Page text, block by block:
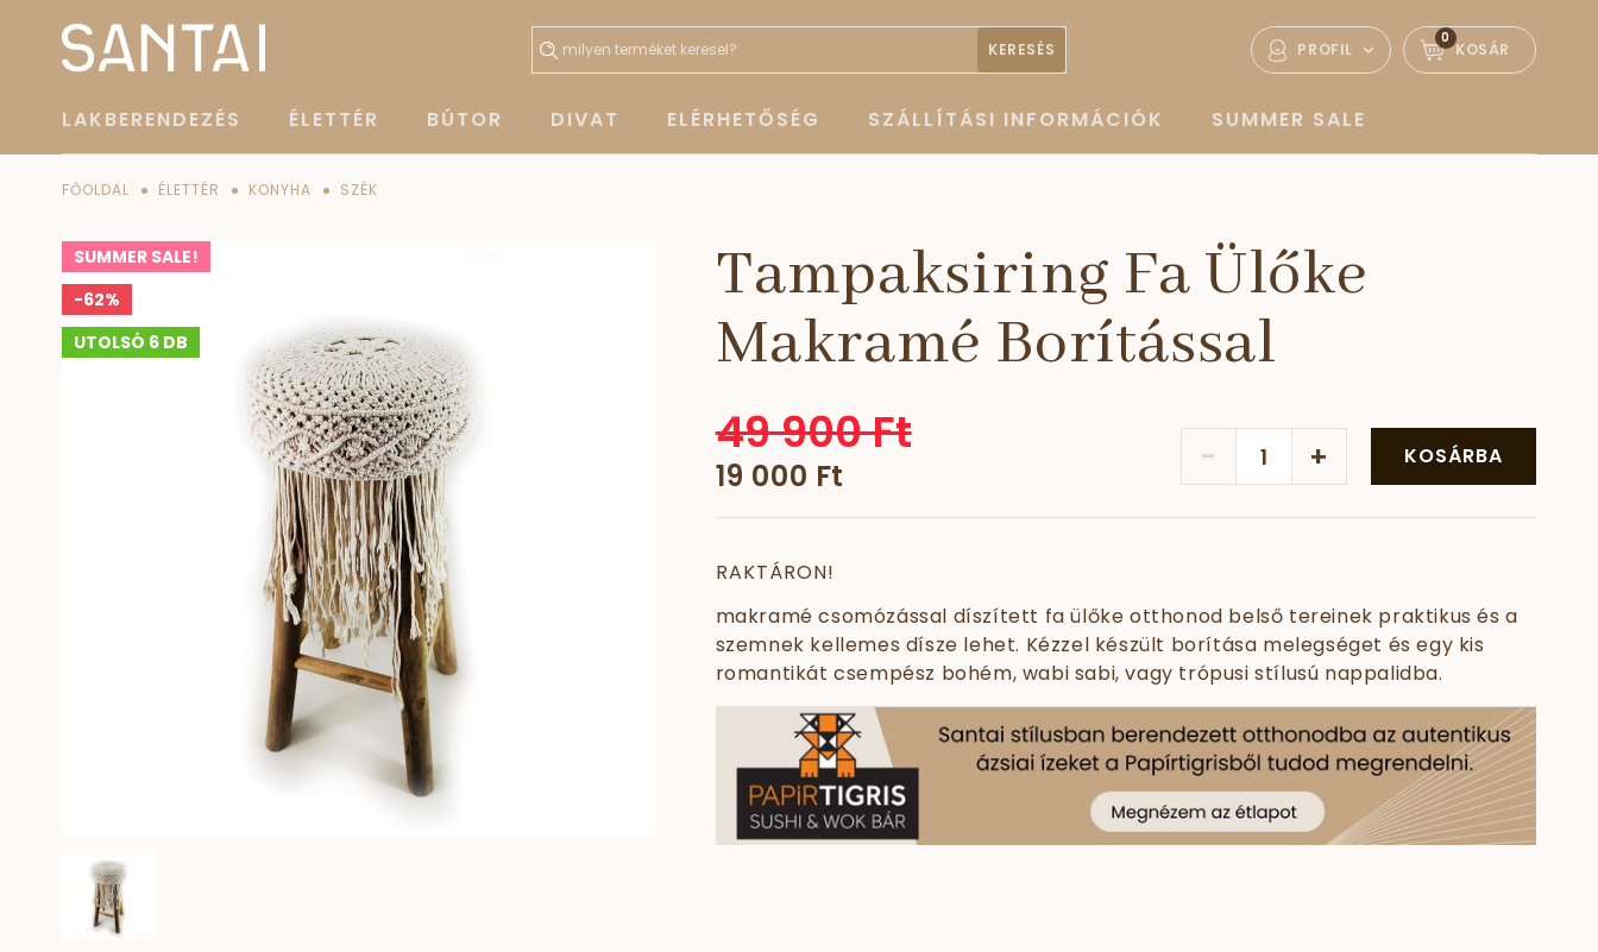
PROFIL KOSÁR
0
KERESÉS
LAKBERENDEZÉS ÉLETTÉR BÚTOR DIVAT ELÉRHETŐSÉG SZÁLLÍTÁSI INFORMÁCIÓK SUMMER SALE
FŐOLDAL ÉLETTÉR KONYHA SZÉK
SUMMER SALE!
-62%
UTOLSÓ 6 DB
Tampaksiring Fa Ülőke
Makramé Borítással
49 900 Ft
19 000 Ft - + KOSÁRBA
RAKTÁRON!
makramé csomózással díszített fa ülőke otthonod belső tereinek praktikus és a
szemnek kellemes dísze lehet. Kézzel készült borítása melegséget és egy kis
romantikát csempész bohém, wabi sabi, vagy trópusi stílusú nappalidba.